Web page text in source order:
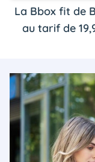
La Bbox fit de
au tarif de